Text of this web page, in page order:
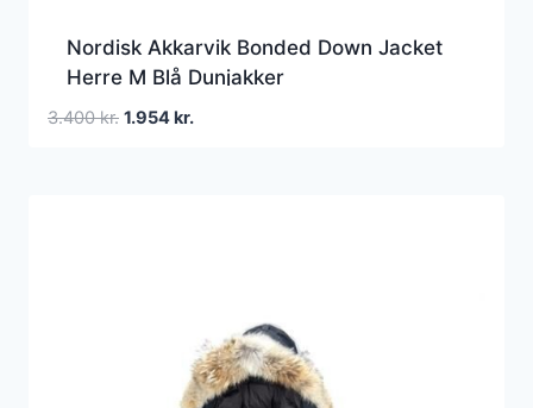
Nordisk Akkarvik Bonded Down Jacket
Herre M Blå Dunjakker
3.400kr. Den
1.954 kr.Den